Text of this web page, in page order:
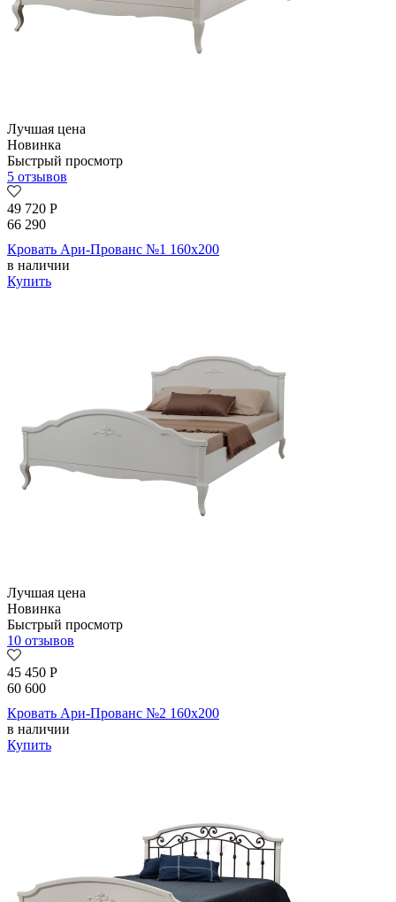
Лучшая цена
Новинка
Быстрый просмотр
5 отзывов
49 720 Р
66 290
Кровать Ари-Прованс №1 160х200
в наличии
Купить
Лучшая цена
Новинка
Быстрый просмотр
10 отзывов
45 450 Р
60 600
Кровать Ари-Прованс №2 160х200
в наличии
Купить